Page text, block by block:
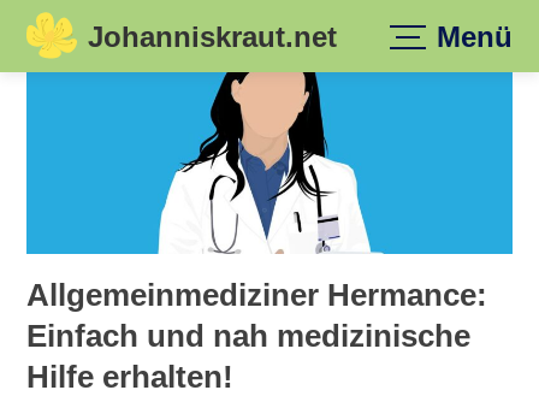
Skip
Johanniskraut.net Menü
Allgemeinmediziner Hermance:
Einfach und nah medizinische
Hilfe erhalten!